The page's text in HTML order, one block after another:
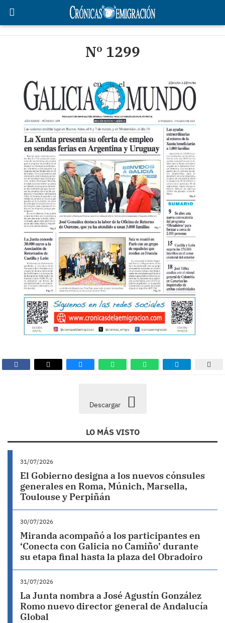
Nº 1299
Descargar
LO MÁS VISTO
31/07/2026
El Gobierno designa a los nuevos cónsules
generales en Roma, Múnich, Marsella,
Toulouse y Perpiñán
30/07/2026
Miranda acompañó a los participantes en
‘Conecta con Galicia no Camiño’ durante
su etapa final hasta la plaza del Obradoiro
31/07/2026
La Junta nombra a José Agustín González
Romo nuevo director general de Andalucía
Global